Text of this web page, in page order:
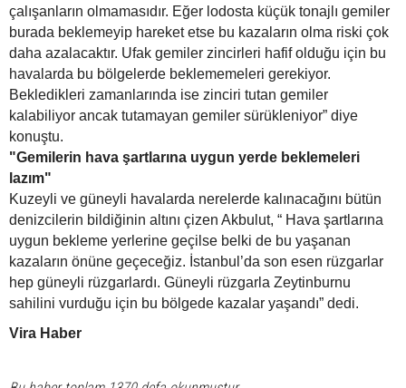
çalışanların olmamasıdır. Eğer lodosta küçük tonajlı gemiler
burada beklemeyip hareket etse bu kazaların olma riski çok
daha azalacaktır. Ufak gemiler zincirleri hafif olduğu için bu
havalarda bu bölgelerde beklememeleri gerekiyor.
Bekledikleri zamanlarında ise zinciri tutan gemiler
kalabiliyor ancak tutamayan gemiler sürükleniyor” diye
konuştu.
"Gemilerin hava şartlarına uygun yerde beklemeleri
lazım"
Kuzeyli ve güneyli havalarda nerelerde kalınacağını bütün
denizcilerin bildiğinin altını çizen Akbulut, “ Hava şartlarına
uygun bekleme yerlerine geçilse belki de bu yaşanan
kazaların önüne geçeceğiz. İstanbul’da son esen rüzgarlar
hep güneyli rüzgarlardı. Güneyli rüzgarla Zeytinburnu
sahilini vurduğu için bu bölgede kazalar yaşandı” dedi.
Vira Haber